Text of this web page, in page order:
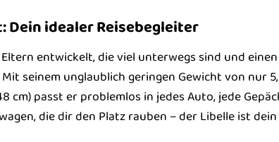
idealer Reisebegleiter
entwickelt, die viel unterwegs sind und
seinem unglaublich geringen Gewicht von nur
cm) passt er problemlos in jedes Auto, jede
die dir den Platz rauben – der Libelle ist